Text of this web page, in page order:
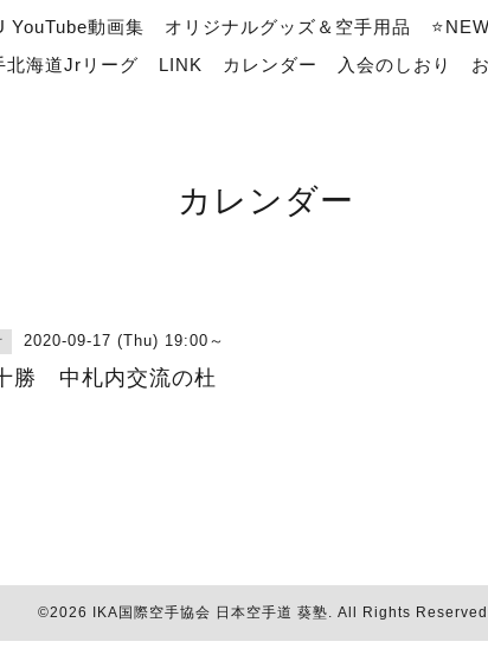
YouTube動画集
オリジナルグッズ＆空手用品
北海道Jrリーグ
LINK カレンダー 入会のしおり
カレンダー
2020-09-17 (Thu) 19:00～
勝 中札内交流の杜
©2026 IKA国際空手協会 日本空手道 葵塾. All Rights